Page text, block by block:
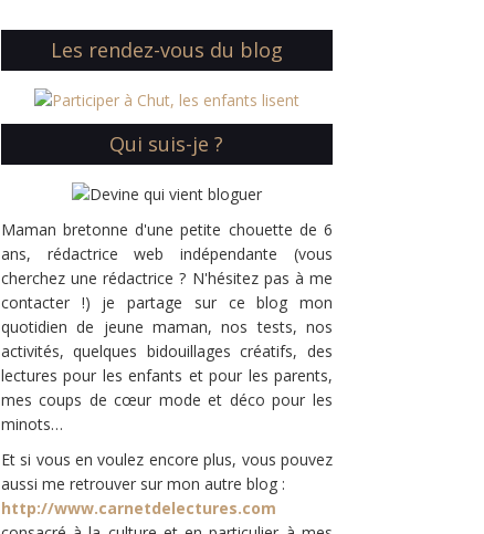
Les rendez-vous du blog
Qui suis-je ?
Maman bretonne d'une petite chouette de 6
ans, rédactrice web indépendante (vous
cherchez une rédactrice ? N'hésitez pas à me
contacter !) je partage sur ce blog mon
quotidien de jeune maman, nos tests, nos
activités, quelques bidouillages créatifs, des
lectures pour les enfants et pour les parents,
mes coups de cœur mode et déco pour les
minots…
Et si vous en voulez encore plus, vous pouvez
aussi me retrouver sur mon autre blog :
http://www.carnetdelectures.com